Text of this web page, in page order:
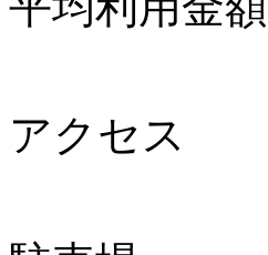
アクセス